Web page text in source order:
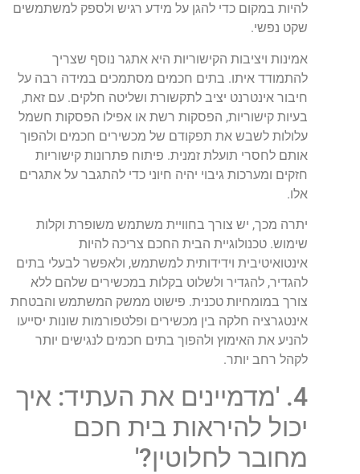
להיות במקום כדי להגן על מידע רגיש ולספק למשתמשים
שקט נפשי.
אמינות ויציבות הקישוריות היא אתגר נוסף שצריך
להתמודד איתו. בתים חכמים מסתמכים במידה רבה על
חיבור אינטרנט יציב לתקשורת ושליטה חלקים. עם זאת,
בעיות קישוריות, הפסקות רשת או אפילו הפסקות חשמל
עלולות לשבש את תפקודם של מכשירים חכמים ולהפוך
אותם לחסרי תועלת זמנית. פיתוח פתרונות קישוריות
חזקים ומערכות גיבוי יהיה חיוני כדי להתגבר על אתגרים
אלו.
יתרה מכך, יש צורך בחוויית משתמש משופרת וקלות
שימוש. טכנולוגיית הבית החכם צריכה להיות
אינטואיטיבית וידידותית למשתמש, ולאפשר לבעלי בתים
להגדיר, להגדיר ולשלוט בקלות במכשירים שלהם ללא
צורך במומחיות טכנית. פישוט ממשק המשתמש והבטחת
אינטגרציה חלקה בין מכשירים ופלטפורמות שונות יסייעו
להניע את האימוץ ולהפוך בתים חכמים לנגישים יותר
לקהל רחב יותר.
4. 'מדמיינים את העתיד: איך
יכול להיראות בית חכם
מחובר לחלוטין?'